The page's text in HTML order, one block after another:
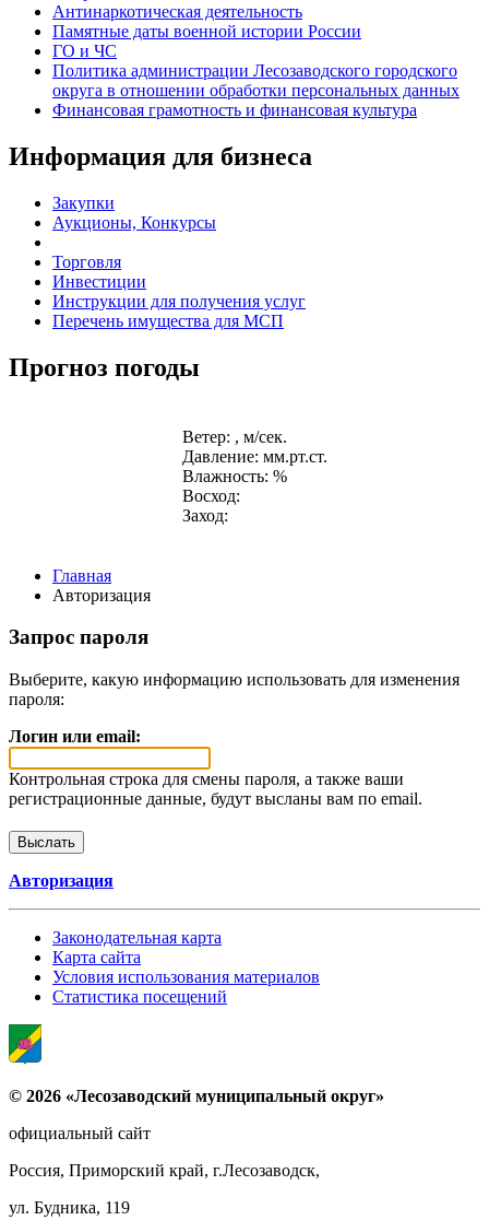
Антинаркотическая деятельность
Памятные даты военной истории России
ГО и ЧС
Политика администрации Лесозаводского городского
округа в отношении обработки персональных данных
Финансовая грамотность и финансовая культура
Информация для бизнеса
Закупки
Аукционы, Конкурсы
Торговля
Инвестиции
Инструкции для получения услуг
Перечень имущества для МСП
Прогноз погоды
Ветер: , м/сек.
Давление: мм.рт.ст.
Влажность: %
Восход:
Заход:
Главная
Авторизация
Запрос пароля
Выберите, какую информацию использовать для изменения
пароля:
Логин или email:
Контрольная строка для смены пароля, а также ваши
регистрационные данные, будут высланы вам по email.
Авторизация
Законодательная карта
Карта сайта
Условия использования материалов
Статистика посещений
© 2026 «Лесозаводский муниципальный округ»
официальный сайт
Россия, Приморский край, г.Лесозаводск,
ул. Будника, 119